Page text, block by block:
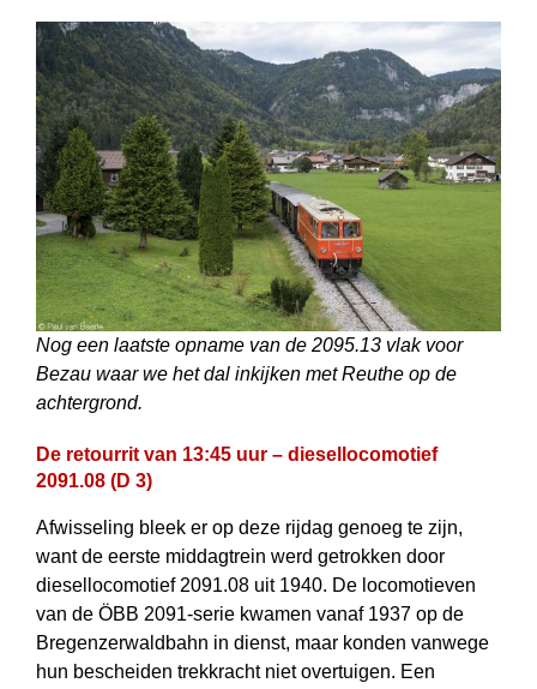
Nog een laatste opname van de 2095.13 vlak voor
Bezau waar we het dal inkijken met Reuthe op de
achtergrond.
De retourrit van 13:45 uur – diesellocomotief
2091.08 (D 3)
Afwisseling bleek er op deze rijdag genoeg te zijn,
want de eerste middagtrein werd getrokken door
diesellocomotief 2091.08 uit 1940. De locomotieven
van de ÖBB 2091-serie kwamen vanaf 1937 op de
Bregenzerwaldbahn in dienst, maar konden vanwege
hun bescheiden trekkracht niet overtuigen. Een